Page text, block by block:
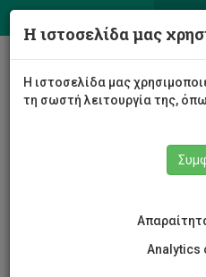
Προγράμματα Μάστερ
MSc Διεθνής Διοίκηση
Η ιστοσελίδα μας
Η ιστοσελίδα μας
τη σωστή λειτουργία της,
Analytics